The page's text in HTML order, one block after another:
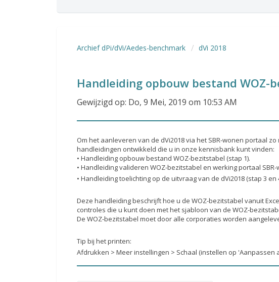
Archief dPi/dVi/Aedes-benchmark dVi 2018
Handleiding opbouw bestand WOZ-
Gewijzigd op: Do, 9 Mei, 2019 om 10:53 AM
Om het aanleveren van de dVi2018 via het SBR-wonen portaal
handleidingen ontwikkeld die u in onze kennisbank kunt vinden:
• Handleiding opbouw bestand WOZ-bezitstabel (stap 1).
• Handleiding valideren WOZ-bezitstabel en werking portaal
• Handleiding toelichting op de uitvraag van de dVi2018 (stap 3 en
Deze handleiding beschrijft hoe u de WOZ-bezitstabel vanuit
controles die u kunt doen met het sjabloon van de WOZ-
De WOZ-bezitstabel moet door alle corporaties worden
Tip bij het printen:
Afdrukken > Meer instellingen > Schaal (instellen op 'Aanpassen